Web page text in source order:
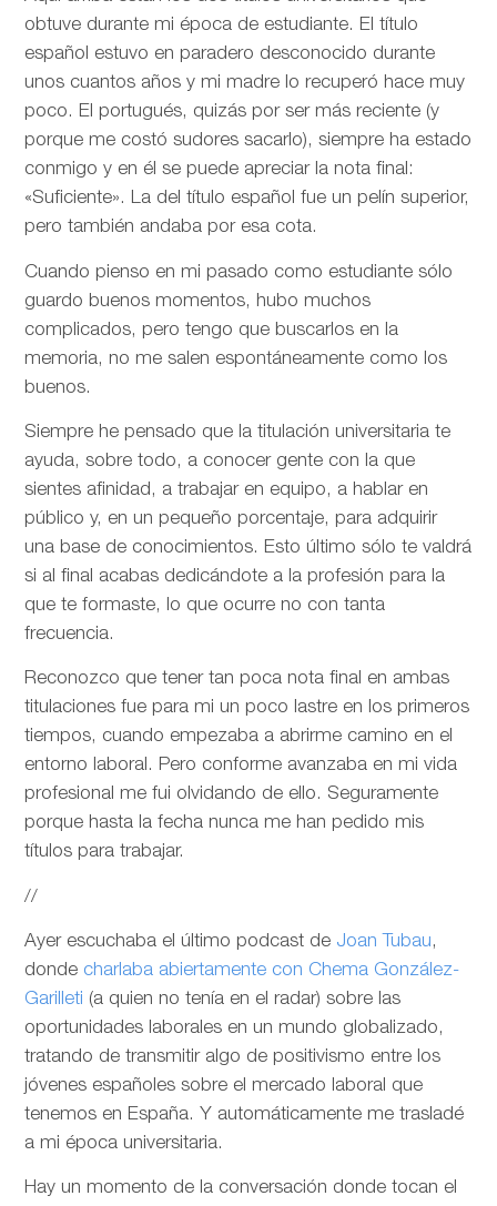
obtuve durante mi época de estudiante. El título
español estuvo en paradero desconocido durante
unos cuantos años y mi madre lo recuperó hace muy
poco. El portugués, quizás por ser más reciente (y
porque me costó sudores sacarlo), siempre ha estado
conmigo y en él se puede apreciar la nota final:
«Suficiente». La del título español fue un pelín superior,
pero también andaba por esa cota.
Cuando pienso en mi pasado como estudiante sólo
guardo buenos momentos, hubo muchos
complicados, pero tengo que buscarlos en la
memoria, no me salen espontáneamente como los
buenos.
Siempre he pensado que la titulación universitaria te
ayuda, sobre todo, a conocer gente con la que
sientes afinidad, a trabajar en equipo, a hablar en
público y, en un pequeño porcentaje, para adquirir
una base de conocimientos. Esto último sólo te valdrá
si al final acabas dedicándote a la profesión para la
que te formaste, lo que ocurre no con tanta
frecuencia.
Reconozco que tener tan poca nota final en ambas
titulaciones fue para mi un poco lastre en los primeros
tiempos, cuando empezaba a abrirme camino en el
entorno laboral. Pero conforme avanzaba en mi vida
profesional me fui olvidando de ello. Seguramente
porque hasta la fecha nunca me han pedido mis
títulos para trabajar.
//
Ayer escuchaba el último podcast de Joan Tubau,
donde charlaba abiertamente con Chema González-
Garilleti (a quien no tenía en el radar) sobre las
oportunidades laborales en un mundo globalizado,
tratando de transmitir algo de positivismo entre los
jóvenes españoles sobre el mercado laboral que
tenemos en España. Y automáticamente me trasladé
a mi época universitaria.
Hay un momento de la conversación donde tocan el